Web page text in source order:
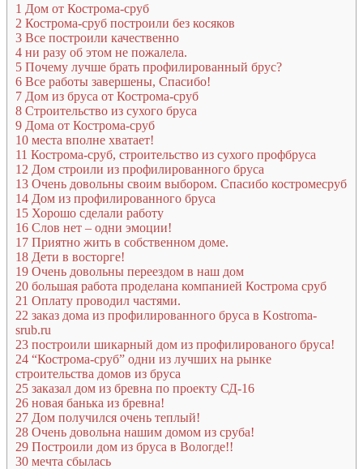
1 Дом от Кострома-сруб
2 Кострома-сруб построили без косяков
3 Все построили качественно
4 ни разу об этом не пожалела.
5 Почему лучше брать профилированный брус?
6 Все работы завершены, Спасибо!
7 Дом из бруса от Кострома-сруб
8 Строительство из сухого бруса
9 Дома от Кострома-сруб
10 места вполне хватает!
11 Кострома-сруб, строительство из сухого профбруса
12 Дом строили из профилированного бруса
13 Очень довольны своим выбором. Спасибо костромесруб
14 Дом из профилированного бруса
15 Хорошо сделали работу
16 Слов нет – одни эмоции!
17 Приятно жить в собственном доме.
18 Дети в восторге!
19 Очень довольны переездом в наш дом
20 большая работа проделана компанией Кострома сруб
21 Оплату проводил частями.
22 заказ дома из профилированного бруса в Kostroma-
srub.ru
23 построили шикарный дом из профилированого бруса!
24 “Кострома-сруб” одни из лучших на рынке
строительства домов из бруса
25 заказал дом из бревна по проекту СД-16
26 новая банька из бревна!
27 Дом получился очень теплый!
28 Очень довольна нашим домом из сруба!
29 Построили дом из бруса в Вологде!!
30 мечта сбылась